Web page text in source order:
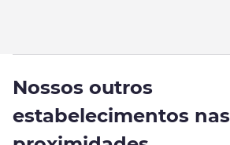
Nossos outros
estabelecimentos nas